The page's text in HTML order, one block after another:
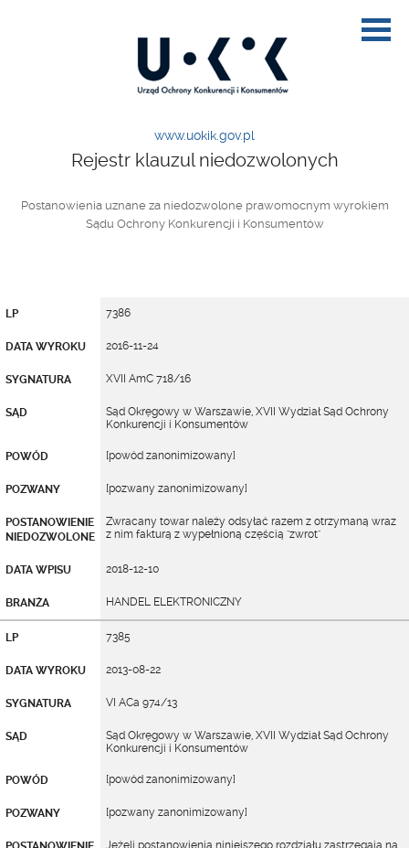
www.uokik.gov.pl
Rejestr klauzul niedozwolonych
Postanowienia uznane za niedozwolone prawomocnym wyrokiem
Sądu Ochrony Konkurencji i Konsumentów
LP 7386
DATA WYROKU 2016-11-24
SYGNATURA XVII AmC 718/16
SĄD
Sąd Okręgowy w Warszawie, XVII Wydział Sąd Ochrony
Konkurencji i Konsumentów
POWÓD [powód zanonimizowany]
POZWANY [pozwany zanonimizowany]
POSTANOWIENIE
NIEDOZWOLONE
Zwracany towar należy odsyłać razem z otrzymaną wraz
z nim fakturą z wypełnioną częścią "zwrot"
DATA WPISU 2018-12-10
BRANŻA HANDEL ELEKTRONICZNY
LP 7385
DATA WYROKU 2013-08-22
SYGNATURA VI ACa 974/13
SĄD
Sąd Okręgowy w Warszawie, XVII Wydział Sąd Ochrony
Konkurencji i Konsumentów
POWÓD [powód zanonimizowany]
POZWANY [pozwany zanonimizowany]